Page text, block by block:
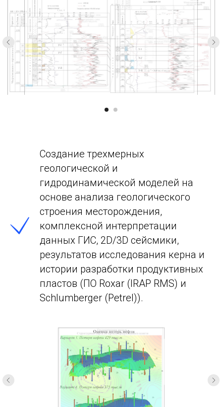
Создание трехмерных
геологической и
гидродинамической моделей на
основе анализа геологического
строения месторождения,
комплексной интерпретации
данных ГИС, 2D/3D сейсмики,
результатов исследования керна и
истории разработки продуктивных
пластов (ПО Roxar (IRAP RMS) и
Schlumberger (Petrel)).